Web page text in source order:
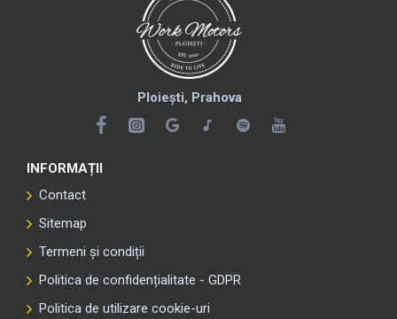
Ploiești, Prahova
INFORMAȚII
Contact
Sitemap
Termeni și condiții
Politica de confidențialitate - GDPR
Politica de utilizare cookie-uri